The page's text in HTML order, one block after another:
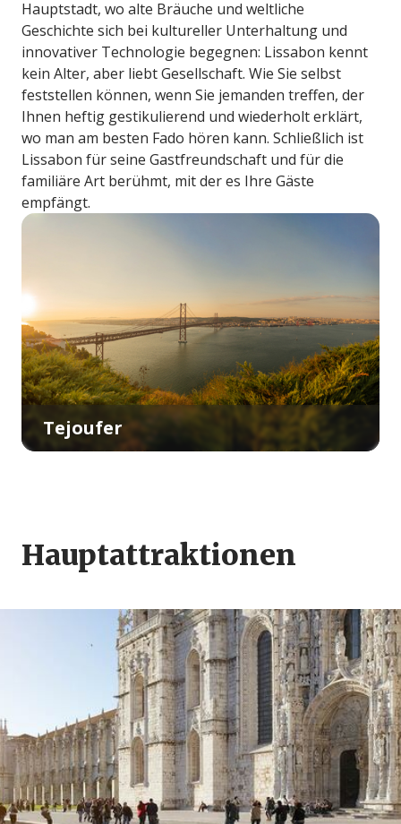
Hauptstadt, wo alte Bräuche und weltliche
Geschichte sich bei kultureller Unterhaltung und
innovativer Technologie begegnen: Lissabon kennt
kein Alter, aber liebt Gesellschaft. Wie Sie selbst
feststellen können, wenn Sie jemanden treffen, der
Ihnen heftig gestikulierend und wiederholt erklärt,
wo man am besten Fado hören kann. Schließlich ist
Lissabon für seine Gastfreundschaft und für die
familiäre Art berühmt, mit der es Ihre Gäste
empfängt.
Tejoufer
Hauptattraktionen